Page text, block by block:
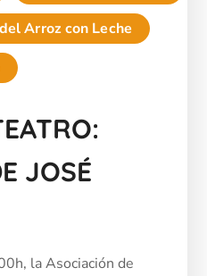
Arroz con Leche
JOSÉ
la Asociación de